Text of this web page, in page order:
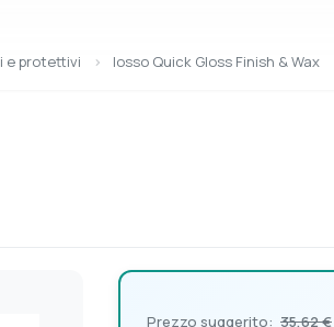
e protettivi Iosso Quick Gloss Finish & Wax
Prezzo suggerito: 35,62 €